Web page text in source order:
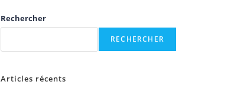
Rechercher
RECHERCHER
Articles récents